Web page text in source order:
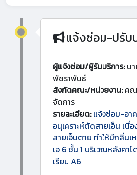
แจ้งซ่อม-ปรับ
ผู้แจ้งซ่อม/ผู้รับบริการ:นา
พัชราพันธ์
สังกัดคณะ/หน่วยงาน:คณ
จัดการ
รายละเอียด: แจ้งซ่อม-อา
อนุเคราะห์ตัดสายเอ็น เนื่
สายเอ็นตาย ทำให้มีกลิ่นเ
เอ 6 ชั้น 1 บริเวณหลังคาโ
เรียน A6